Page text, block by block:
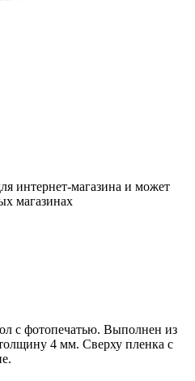
интернет-магазина и может
магазинах
с фотопечатью. Выполнен из
4 мм. Сверху пленка с